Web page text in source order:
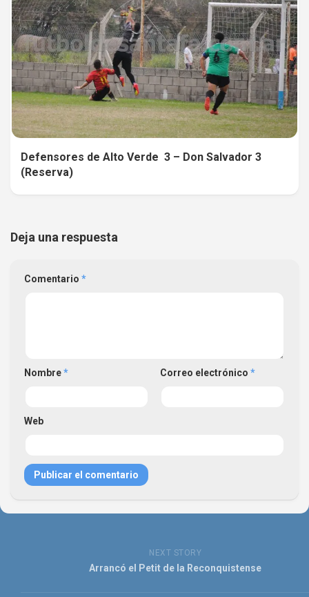
Defensores de Alto Verde 3 – Don Salvador 3
(Reserva)
Deja una respuesta
Comentario *
Nombre* Correo electrónico *
Web
NEXT STORY
Arrancó el Petit de la Reconquistense